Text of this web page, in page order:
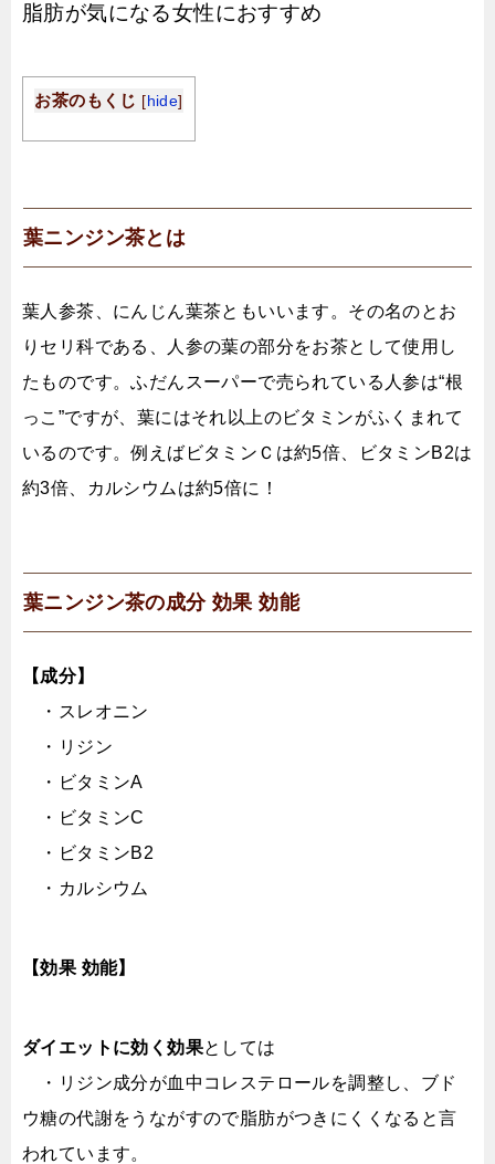
脂肪が気になる女性におすすめ
お茶のもくじ [ hide]
葉ニンジン茶とは
葉人参茶、にんじん葉茶ともいいます。その名のとお
りセリ科である、人参の葉の部分をお茶として使用し
たものです。ふだんスーパーで売られている人参は“根
っこ”ですが、葉にはそれ以上のビタミンがふくまれて
いるのです。例えばビタミンＣは約5倍、ビタミンB2は
約3倍、カルシウムは約5倍に！
葉ニンジン茶の成分 効果 効能
【成分】
・スレオニン
・リジン
・ビタミンA
・ビタミンC
・ビタミンB2
・カルシウム
【効果 効能】
ダイエットに効く効果としては
・リジン成分が血中コレステロールを調整し、ブド
ウ糖の代謝をうながすので脂肪がつきにくくなると言
われています。